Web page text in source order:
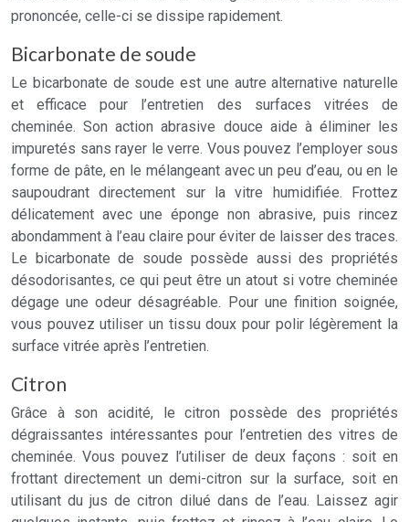
prononcée, celle-ci se dissipe rapidement.
Bicarbonate de soude
Le bicarbonate de soude est une autre alternative naturelle
et efficace pour l’entretien des surfaces vitrées de
cheminée. Son action abrasive douce aide à éliminer les
impuretés sans rayer le verre. Vous pouvez l’employer sous
forme de pâte, en le mélangeant avec un peu d’eau, ou en le
saupoudrant directement sur la vitre humidifiée. Frottez
délicatement avec une éponge non abrasive, puis rincez
abondamment à l’eau claire pour éviter de laisser des traces.
Le bicarbonate de soude possède aussi des propriétés
désodorisantes, ce qui peut être un atout si votre cheminée
dégage une odeur désagréable. Pour une finition soignée,
vous pouvez utiliser un tissu doux pour polir légèrement la
surface vitrée après l’entretien.
Citron
Grâce à son acidité, le citron possède des propriétés
dégraissantes intéressantes pour l’entretien des vitres de
cheminée. Vous pouvez l’utiliser de deux façons : soit en
frottant directement un demi-citron sur la surface, soit en
utilisant du jus de citron dilué dans de l’eau. Laissez agir